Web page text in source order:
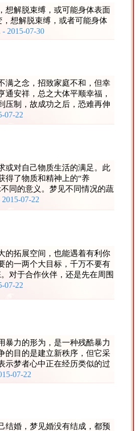
想解脱束缚，或可能身体表面
想解脱束缚，或者可能身体
- 2015-07-30
满之念，招致家庭不和，但幸
通安祥，总之大体平顺幸福，
压制，故成功之后，恐难再伸
07-22
或对自己物质生活的满足。此
得了物质和精神上的“养
同的意义。梦见不同情况的蔬
2015-07-22
的拓展空间，也能遇着有利你
的一两个大目标，千万不要有
对于合作伙伴，还是先在周围
07-22
暴力的形为，是一种残酷暴力
的目的是建立新秩序，但它采
示梦者心中正在经历类似的过
07-22
结婚，梦见婚没有结成，都预